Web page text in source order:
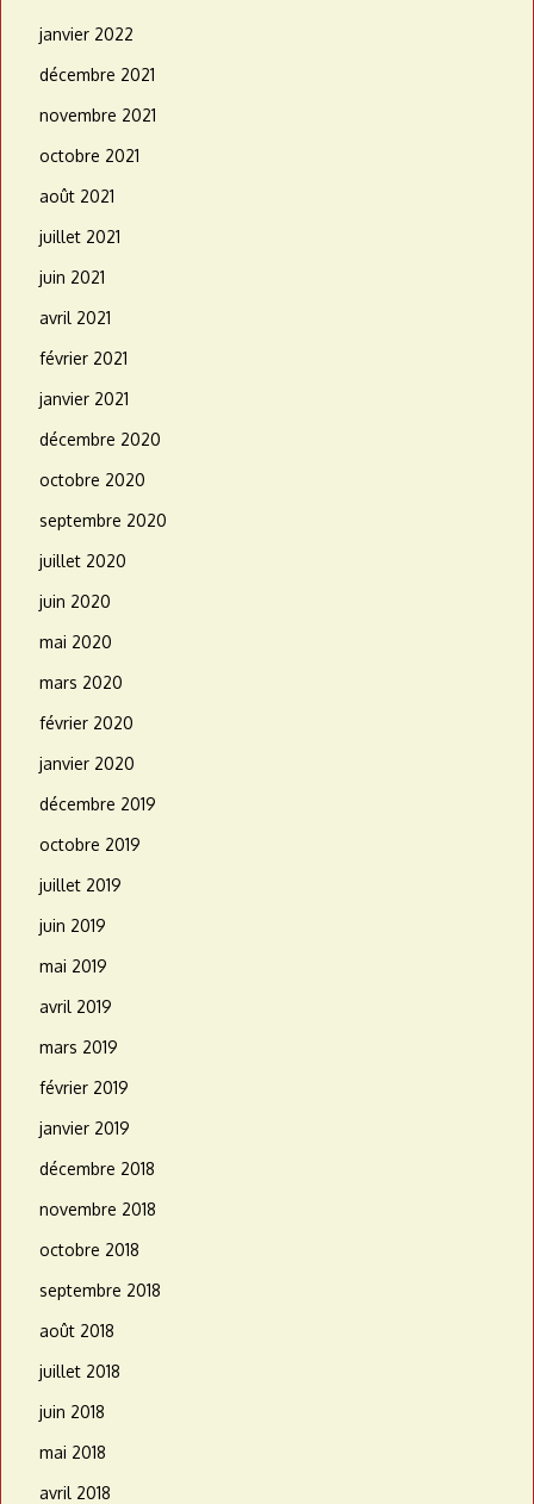
janvier 2022
décembre 2021
novembre 2021
octobre 2021
août 2021
juillet 2021
juin 2021
avril 2021
février 2021
janvier 2021
décembre 2020
octobre 2020
septembre 2020
juillet 2020
juin 2020
mai 2020
mars 2020
février 2020
janvier 2020
décembre 2019
octobre 2019
juillet 2019
juin 2019
mai 2019
avril 2019
mars 2019
février 2019
janvier 2019
décembre 2018
novembre 2018
octobre 2018
septembre 2018
août 2018
juillet 2018
juin 2018
mai 2018
avril 2018